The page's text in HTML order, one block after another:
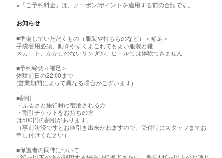
※「ご予約料金」は、クーポン/ポイントを適用する前の金額です。
お知らせ
■準備していただくもの（服装や持ちものなど）＜補足＞
手袋着用必須、動きやすくよごれてもよい服装と靴
スカート、かかとのないサンダル、ヒールでは体験できません
■予約締切＜補足＞
体験前日の22:00まで
(営業期間によって異なる場合がございます)
■割引
・ふるさと旅行村に宿泊される方
・割引チケットをお持ちの方
は500円の割引があります。
（事前決済ですとお値引き出来かねますので、受付時にスタッフまでお
申し付けください）
■保護者の同伴について